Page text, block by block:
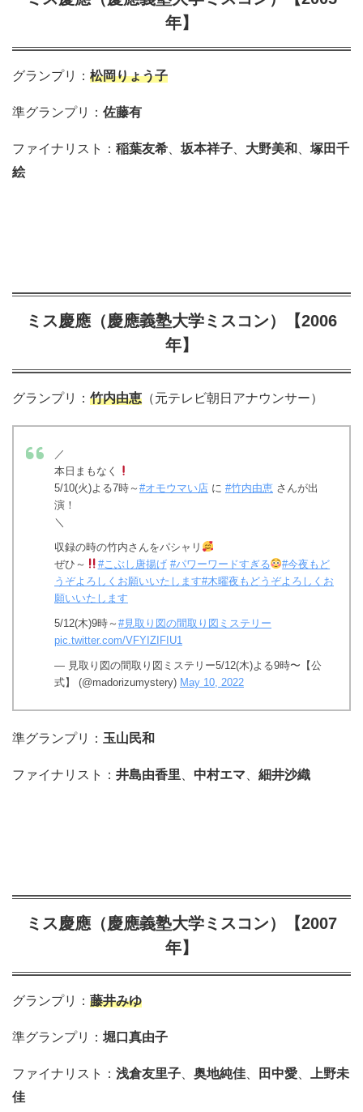
年】
グランプリ： 松岡りょう子
準グランプリ： 佐藤有
ファイナリスト： 稲葉友希 坂本祥子 大野美和
塚田千
絵
ミス慶應（慶應義塾大学ミスコン）【2006
年】
グランプリ： 竹内由恵 （元テレビ朝日アナウンサー）
／
本日まもなく
5/10(火)よる7時～ #オモウマい店 に #竹内由恵 さんが出
演！
＼
収録の時の竹内さんをパシャリ
ぜひ～
#こぶし唐揚げ #パワーワードすぎる
#今夜もど
うぞよろしくお願いいたします#木曜夜もどうぞよろしくお
願いいたします
5/12(木)9時～ #見取り図の間取り図ミステリー
pic.twitter.com/VFYIZIFIU1
— 見取り図の間取り図ミステリー5/12(木)よる9時〜【公
式】 (@madorizumystery) May 10, 2022
準グランプリ： 玉山民和
ファイナリスト： 井島由香里 中村エマ 細井沙織
ミス慶應（慶應義塾大学ミスコン）【2007
年】
グランプリ： 藤井みゆ
準グランプリ： 堀口真由子
ファイナリスト： 浅倉友里子 奥地純佳 田中愛
上野未
佳